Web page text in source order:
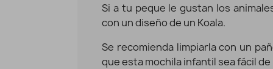
Si a tu peque le gustan los
con un diseño de un Koala.
Se recomienda limpiarla con un
que esta mochila infantil sea fácil
Vista rápida
infantil personalizada - Panda color azul